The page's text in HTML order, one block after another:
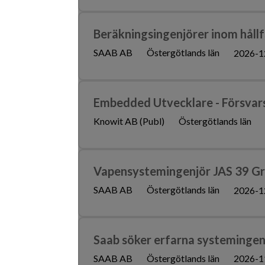
Beräkningsingenjörer inom
SAAB AB Östergötlands län 2026-
Embedded Utvecklare -
Knowit AB (Publ) Östergötlands län
Vapensystemingenjör JAS 39
SAAB AB Östergötlands län 2026-
Saab söker erfarna
SAAB AB Östergötlands län 2026-